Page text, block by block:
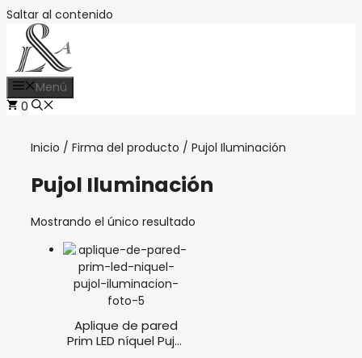
Saltar al contenido
Menú
0
Inicio / Firma del producto / Pujol Iluminación
Pujol Iluminación
Mostrando el único resultado
Aplique de pared
Prim LED níquel Pujol